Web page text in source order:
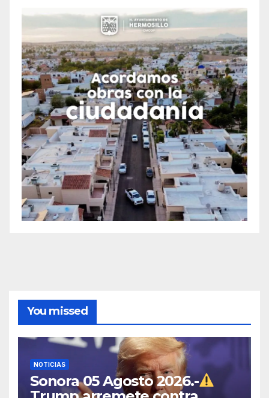
You missed
NOTICIAS
Sonora 05 Agosto 2026.-